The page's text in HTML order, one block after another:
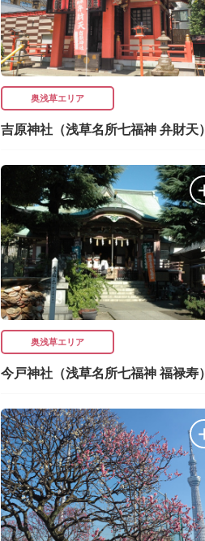
奥浅草エリア
吉原神社（浅草名所七福神 弁財天）
奥浅草エリア
今戸神社（浅草名所七福神 福禄寿）